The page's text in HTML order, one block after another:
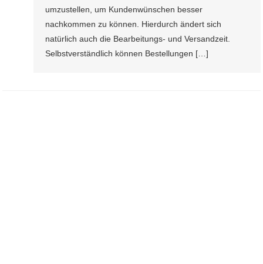
umzustellen, um Kundenwünschen besser
nachkommen zu können. Hierdurch ändert sich
natürlich auch die Bearbeitungs- und Versandzeit.
Selbstverständlich können Bestellungen […]